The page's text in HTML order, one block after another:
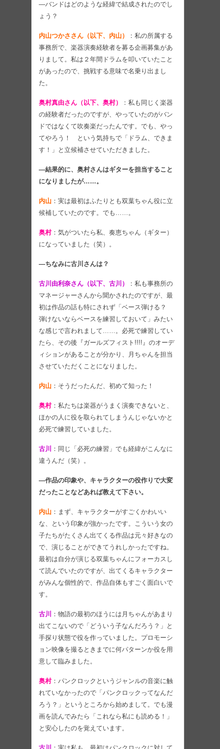
―バンドはどのような経緯で結成されたのでし
ょう？
内山つかささん（以下、内山）
：私の所属する
事務所で、楽器演奏経験者を募る企画募集があ
りまして。私は２年間ドラムを叩いていたこと
があったので、挑戦する意味で名乗り出まし
た。
奥村真由さん（以下、奥村）
：私も同じく楽器
の経験者だったのですが、やっていたのがバン
ドではなくて吹奏楽だったんです。でも、やっ
てやろう！ という気持ちで「ドラム、できま
す！」と立候補させていただきました。
―結果的に、奥村さんはギターを担当すること
になりましたが……。
内山 ：実は最初はふたりとも双葉ちゃん役に立
候補していたのです。でも……。
奥村：気がついたら私、奏恵ちゃん（ギター）
になっていました（笑）。
―ちなみに古川さんは？
古川由利奈さん（以下、古川）
：私も事務所の
マネージャーさんから聞かされたのですが、最
初は作品の話も特にされず「ベース弾ける？
弾けないならベースを練習しておいて」みたい
な感じで言われまして……。必死で練習してい
たら、その後『ガールズフィスト!!!!』のオーデ
ィションがあることが分かり、月ちゃんを担当
させていただくことになりました。
内山 ：そうだったんだ、初めて知った！
奥村：私たちは楽器がうまく演奏できないと、
ほかの人に役を取られてしまうんじゃないかと
必死で練習していました。
古川
：同じ「必死の練習」でも経緯がこんなに
違うんだ（笑）。
―作品の印象や、キャラクターの役作りで大変
だったことなどあれば教えて下さい。
内山 ：まず、キャラクターがすごくかわいい
な、という印象が強かったです。こういう女の
子たちがたくさん出てくる作品は元々好きなの
で、演じることができてうれしかったですね。
最初は自分が演じる双葉ちゃんにフォーカスし
て読んでいたのですが、出てくるキャラクター
がみんな個性的で、作品自体もすごく面白いで
す。
古川
：物語の最初のほうには月ちゃんがあまり
出てこないので「どういう子なんだろう？」と
手探り状態で役を作っていました。プロモーシ
ョン映像を撮るときまでに何パターンか役を用
意して臨みました。
奥村：パンクロックというジャンルの音楽に触
れていなかったので「パンクロックってなんだ
ろう？」というところから始めまして。でも漫
画を読んでみたら「これなら私にも読める！」
と安心したのを覚えています。